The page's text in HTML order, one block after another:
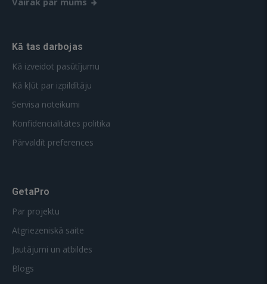
Kā tas darbojas
Kā izveidot pasūtījumu
Kā kļūt par izpildītāju
Servisa noteikumi
Konfidencialitātes politika
Pārvaldīt preferences
GetaPro
Par projektu
Atgriezeniskā saite
Jautājumi un atbildes
Blogs